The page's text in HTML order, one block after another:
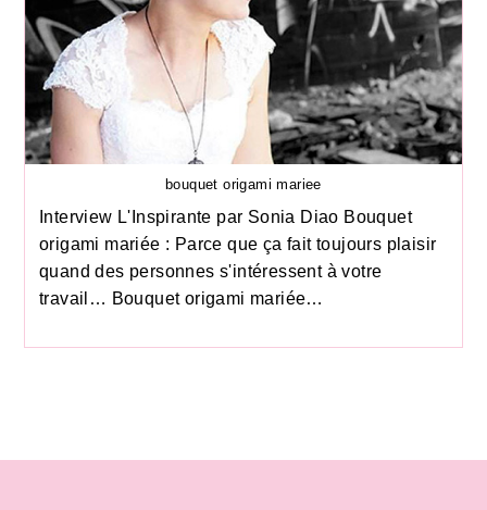
bouquet origami mariee
Interview L'Inspirante par Sonia Diao Bouquet
origami mariée : Parce que ça fait toujours plaisir
quand des personnes s'intéressent à votre
travail… Bouquet origami mariée…